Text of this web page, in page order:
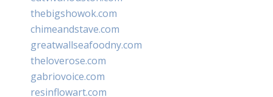
thebigshowok.com
chimeandstave.com
greatwallseafoodny.com
theloverose.com
gabriovoice.com
resinflowart.com